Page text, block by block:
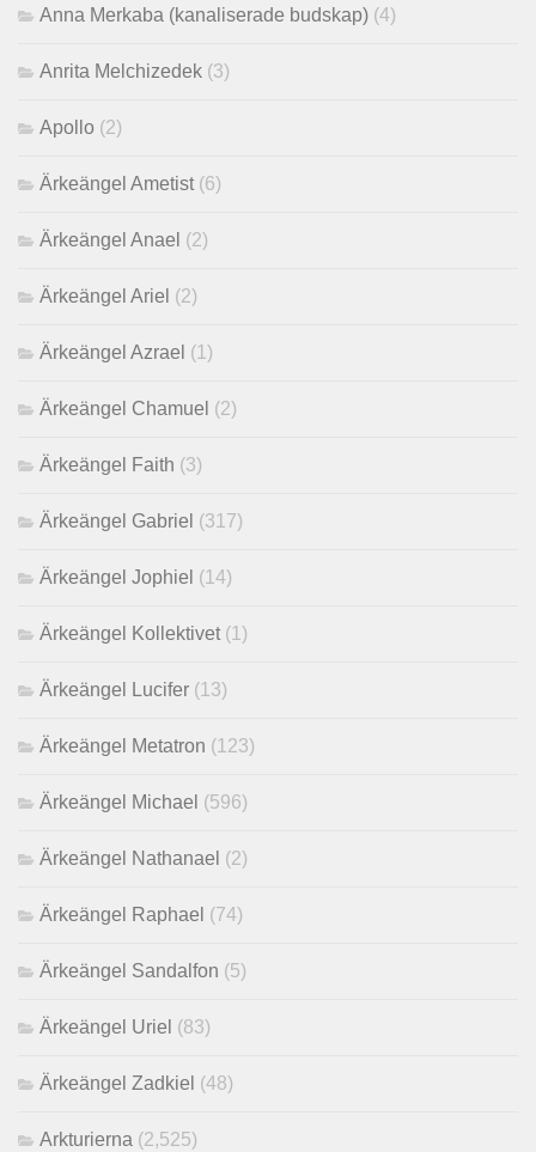
Anna Merkaba (kanaliserade budskap) (4)
Anrita Melchizedek (3)
Apollo (2)
Ärkeängel Ametist (6)
Ärkeängel Anael (2)
Ärkeängel Ariel (2)
Ärkeängel Azrael (1)
Ärkeängel Chamuel (2)
Ärkeängel Faith (3)
Ärkeängel Gabriel (317)
Ärkeängel Jophiel (14)
Ärkeängel Kollektivet (1)
Ärkeängel Lucifer (13)
Ärkeängel Metatron (123)
Ärkeängel Michael (596)
Ärkeängel Nathanael (2)
Ärkeängel Raphael (74)
Ärkeängel Sandalfon (5)
Ärkeängel Uriel (83)
Ärkeängel Zadkiel (48)
Arkturierna (2,525)